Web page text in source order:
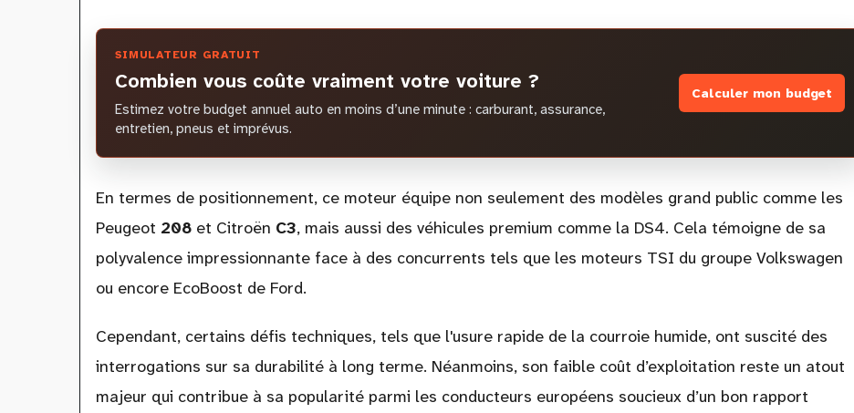
SIMULATEUR GRATUIT
Combien vous coûte vraiment votre voiture ?
Estimez votre budget annuel auto en moins d’une minute : carburant, assurance,
entretien, pneus et imprévus.
Calculer mon budget
En termes de positionnement, ce moteur équipe non seulement des modèles grand public comme les
Peugeot 208et Citroën C3, mais aussi des véhicules premium comme la DS4. Cela témoigne de sa
polyvalence impressionnante face à des concurrents tels que les moteurs TSI du groupe Volkswagen
ou encore EcoBoost de Ford.
Cependant, certains défis techniques, tels que l'usure rapide de la courroie humide, ont suscité des
interrogations sur sa durabilité à long terme. Néanmoins, son faible coût d’exploitation reste un atout
majeur qui contribue à sa popularité parmi les conducteurs européens soucieux d’un bon rapport